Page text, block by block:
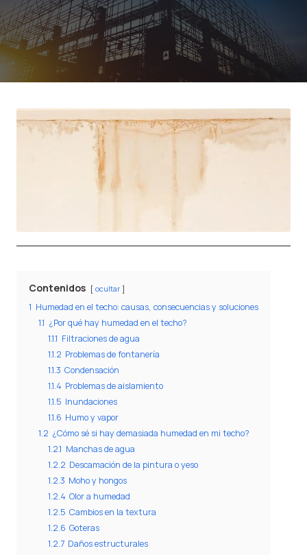
Contenidos ocultar
1 Humedad en el techo: causas, consecuencias y soluciones
1.1 ¿Por qué hay humedad en el techo?
1.1.1 Filtraciones de agua
1.1.2 Problemas de fontanería
1.1.3 Condensación
1.1.4 Problemas de aislamiento
1.1.5 Inundaciones
1.1.6 Humo y vapor
1.2 ¿Cómo sé si hay demasiada humedad en mi techo?
1.2.1 Manchas de agua
1.2.2 Descamación de la pintura o yeso
1.2.3 Moho y hongos
1.2.4 Olor a humedad
1.2.5 Cambios en la textura
1.2.6 Goteras
1.2.7 Daños estructurales